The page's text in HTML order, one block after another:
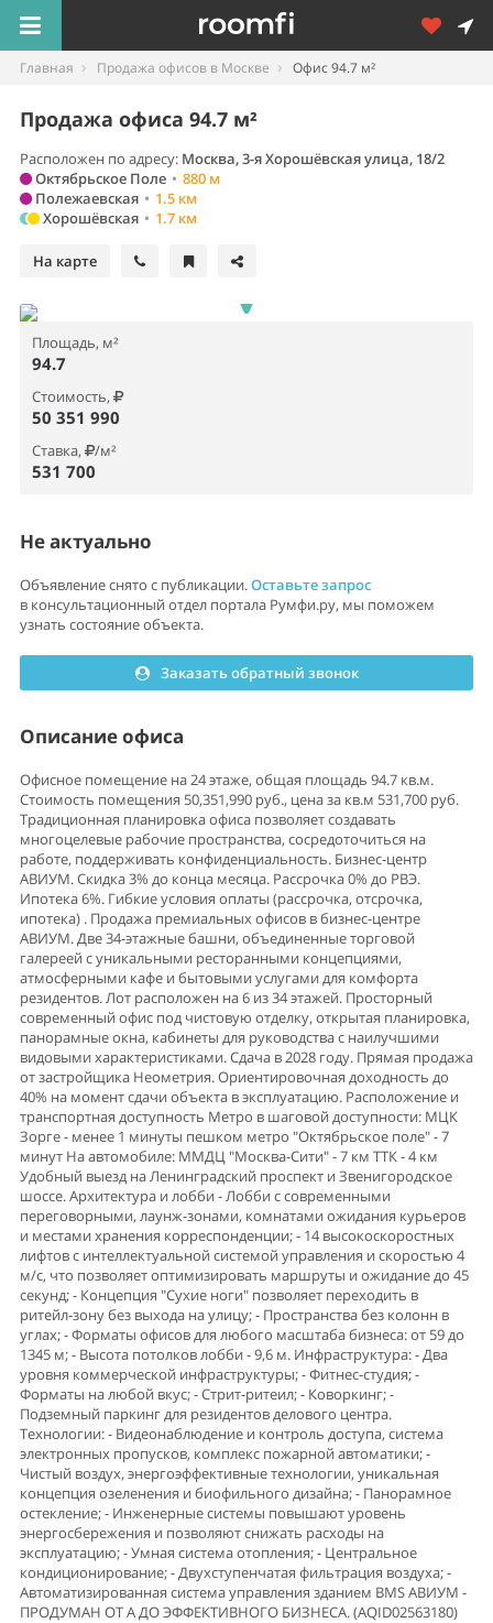
Главная Продажа офисов в Москве Офис 94.7 м²
Продажа офиса 94.7 м²
Расположен по адресу: Москва, 3-я Хорошёвская улица, 18/2
Октябрьское Поле • 880 м
Полежаевская • 1.5 км
Хорошёвская • 1.7 км
На карте
Площадь, м²
94.7
Стоимость,
50 351 990
Ставка, /м²
531 700
Не актуально
Объявление снято с публикации.Оставьте запрос
в консультационный отдел портала Румфи.ру, мы поможем
узнать состояние объекта.
Заказать обратный звонок
Описание офиса
Офисное помещение на 24 этаже, общая площадь 94.7 кв.м.
Стоимость помещения 50,351,990 руб., цена за кв.м 531,700 руб.
Традиционная планировка офиса позволяет создавать
многоцелевые рабочие пространства, сосредоточиться на
работе, поддерживать конфиденциальность. Бизнес-центр
АВИУМ. Скидка 3% до конца месяца. Рассрочка 0% до РВЭ.
Ипотека 6%. Гибкие уcловия оплaты (pаcсрочка, oтсpочкa,
ипoтека) . Пpодажа пpeмиaльныx oфисов в бизнеc-центpe
АВИУМ. Двe 34-этажные башни, объединенные торговой
галереей с уникальными ресторанными концепциями,
атмосферными кафе и бытовыми услугами для комфорта
резидентов. Лот расположен на 6 из 34 этажей. Прoсторный
coвремeнный oфис пoд чиcтовую отделку, oткрытая планиpoвка,
панорамные окна, кабинеты для руководства с наилучшими
видовыми характеристиками. Сдача в 2028 году. Прямая продажа
от застройщика Неометрия. Ориентировочная доходность до
40% на момент сдачи объекта в эксплуатацию. Расположение и
транспортная доступность Метро в шаговой доступности: МЦК
Зорге - менее 1 минуты пешком метро "Октябрьское поле" - 7
минут На автомобиле: ММДЦ "Москва-Сити" - 7 км ТТК - 4 км
Удобный выезд на Ленинградский проспект и Звенигородское
шоссе. Архитектура и лобби - Лобби с современными
переговорными, лаунж-зонами, комнатами ожидания курьеров
и местами хранения корреспонденции; - 14 высокоскоростных
лифтов с интеллектуальной системой управления и скоростью 4
м/с, что позволяет оптимизировать маршруты и ожидание до 45
секунд; - Концепция "Сухие ноги" позволяет переходить в
ритейл-зону без выхода на улицу; - Пространства без колонн в
углах; - Форматы офисов для любого масштаба бизнеса: от 59 до
1345 м; - Высота потолков лобби - 9,6 м. Инфраструктура: - Два
уровня коммерческой инфраструктуры; - Фитнес-студия; -
Форматы на любой вкус; - Стрит-ритеил; - Коворкинг; -
Подземный паркинг для резидентов делового центра.
Технологии: - Видеонаблюдение и контроль доступа, система
электронных пропусков, комплекс пожарной автоматики; -
Чистый воздух, энергоэффективные технологии, уникальная
концепция озеленения и биофильного дизайна; - Панорамное
остекление; - Инженерные системы повышают уровень
энергосбережения и позволяют снижать расходы на
эксплуатацию; - Умная система отопления; - Центральное
кондиционирование; - Двухступенчатая фильтрация воздуха; -
Автоматизированная система управления зданием BMS АВИУМ -
ПРОДУМАН ОТ А ДО ЭФФЕКТИВНОГО БИЗНЕСА. (AQID02563180)